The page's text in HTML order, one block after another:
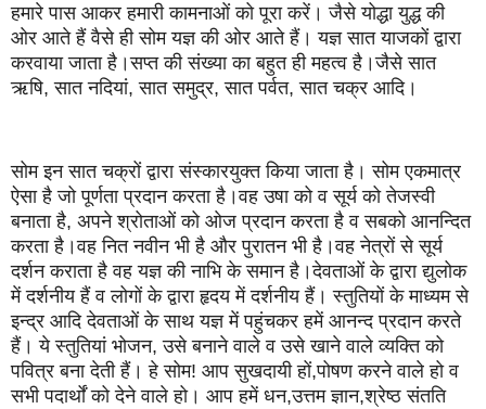
हमारे पास आकर हमारी कामनाओं को पूरा करें। जैसे योद्धा युद्ध की
ओर आते हैं वैसे ही सोम यज्ञ की ओर आते हैं। यज्ञ सात याजकों द्वारा
करवाया जाता है।सप्त की संख्या का बहुत ही महत्व है।जैसे सात
ऋषि, सात नदियां, सात समुद्र, सात पर्वत, सात चक्र आदि।
सोम इन सात चक्रों द्वारा संस्कारयुक्त किया जाता है। सोम एकमात्र
ऐसा है जो पूर्णता प्रदान करता है।वह उषा को व सूर्य को तेजस्वी
बनाता है, अपने श्रोताओं को ओज प्रदान करता है व सबको आनन्दित
करता है।वह नित नवीन भी है और पुरातन भी है।वह नेत्रों से सूर्य
दर्शन कराता है वह यज्ञ की नाभि के समान है।देवताओं के द्वारा द्युलोक
में दर्शनीय हैं व लोगों के द्वारा हृदय में दर्शनीय हैं। स्तुतियों के माध्यम से
इन्द्र आदि देवताओं के साथ यज्ञ में पहुंचकर हमें आनन्द प्रदान करते
हैं। ये स्तुतियां भोजन, उसे बनाने वाले व उसे खाने वाले व्यक्ति को
पवित्र बना देती हैं। हे सोम! आप सुखदायी हों,पोषण करने वाले हो व
सभी पदार्थों को देने वाले हो। आप हमें धन,उत्तम ज्ञान,श्रेष्ठ संतति